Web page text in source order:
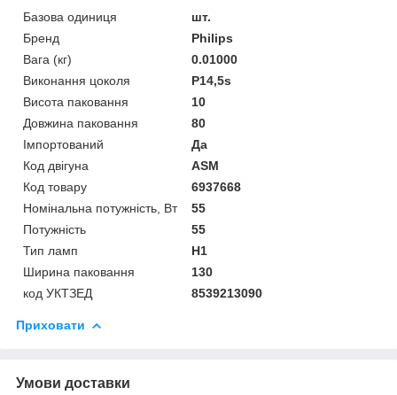
Базова одиниця
шт.
Бренд
Philips
Вага (кг)
0.01000
Виконання цоколя
P14,5s
Висота паковання
10
Довжина паковання
80
Імпортований
Да
Код двігуна
ASM
Код товару
6937668
Номінальна потужність, Вт
55
Потужність
55
Тип ламп
H1
Ширина паковання
130
код УКТЗЕД
8539213090
Приховати
Умови доставки